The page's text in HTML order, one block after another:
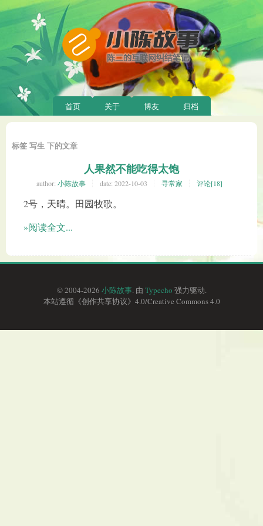
首页 关于 博友 归档
标签 写生 下的文章
人果然不能吃得太饱
author: 小陈故事 date: 2022-10-03 寻常家 评论[18]
2号，天晴。田园牧歌。
»阅读全文...
© 2004-2026 小陈故事. 由 Typecho 强力驱动.
本站遵循《创作共享协议》4.0/Creative Commons 4.0